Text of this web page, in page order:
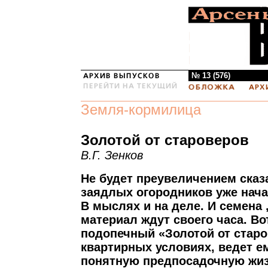
№ 13 (576)
Земля-кормилица
Золотой от староверов
В.Г. Зенков
Не будет преувеличением
заядлых огородников уже
В мыслях и на деле. И семена
материал ждут своего часа.
подопечный «Золотой от
квартирных условиях, ведет
понятную предпосадочную